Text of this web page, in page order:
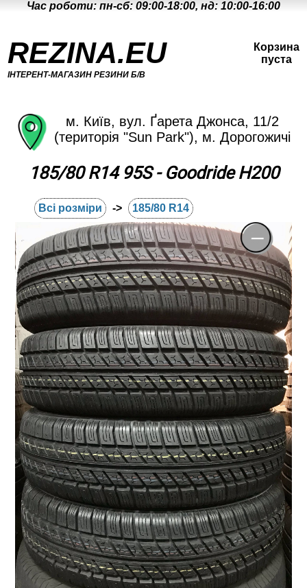
Час роботи: пн-сб: 09:00-18:00, нд: 10:00-16:00
REZINA.EU
ІНТЕРЕНТ-МАГАЗИН РЕЗИНИ Б/В
м. Київ, вул. Ґарета Джонса, 11/2
(територія "Sun Park"), м. Дорогожичі
Корзина
пуста
185/80 R14 95S - Goodride H200
Всі розміри -> 185/80 R14